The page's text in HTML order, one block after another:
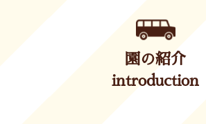
園の紹介
introduction